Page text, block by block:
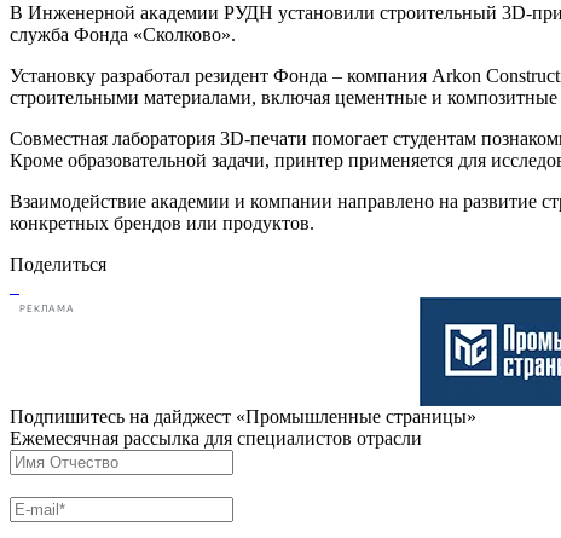
В Инженерной академии РУДН установили строительный 3D-
служба Фонда «Сколково».
Установку разработал резидент Фонда – компания Arkon
строительными материалами, включая цементные и композитные
Совместная лаборатория 3D-печати помогает студентам
Кроме образовательной задачи, принтер применяется для
Взаимодействие академии и компании направлено на развитие
конкретных брендов или продуктов.
Поделиться
РЕКЛАМА
Подпишитесь на дайджест «Промышленные страницы»
Ежемесячная рассылка для специалистов отрасли